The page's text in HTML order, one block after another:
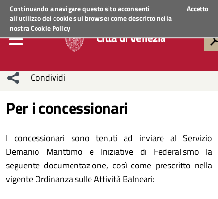
Continuando a navigare questo sito acconsenti
all'utilizzo dei cookie sul browser come descritto nella
nostraCookie Policy
Accetto
Regione Veneto ACCEDI AI SERVIZI
Città di Venezia
Condividi
network
Condividi
Condividi
Facebook
su
Twitter
Condividi
su
Condividi
Per i concessionari
I concessionari sono tenuti ad inviare al Servizio
Demanio Marittimo e Iniziative di Federalismo la
seguente documentazione, così come prescritto nella
vigente Ordinanza sulle Attività Balneari: